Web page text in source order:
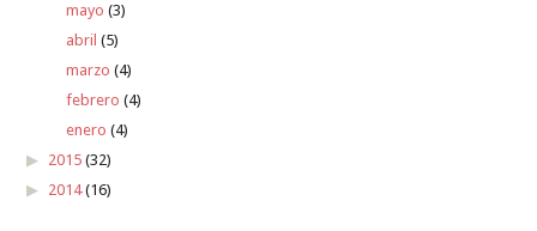
mayo (3)
abril (5)
marzo (4)
febrero (4)
enero (4)
2015 (32)
2014(16)